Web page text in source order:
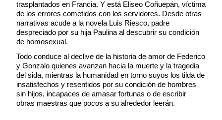
trasplantados en Francia. Y está Eliseo Coñuepán, víctima
de los errores cometidos con los servidores. Desde otras
narrativas acude a la novela Luis Riesco, padre
despreciado por su hija Paulina al descubrir su condición
de homosexual.
Todo conduce al declive de la historia de amor de Federico
y Gonzalo quienes avanzan hacia la muerte y la tragedia
del sida, mientras la humanidad en torno suyos los tilda de
insatisfechos y resentidos por su condición de hombres
sin hijos, incapaces de amasar fortunas o de escribir
obras maestras que pocos a su alrededor leerán.